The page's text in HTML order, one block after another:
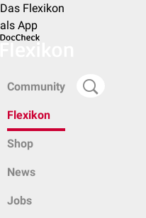
Das Flexikon
als App
Community
Flexikon
Shop
News
Jobs